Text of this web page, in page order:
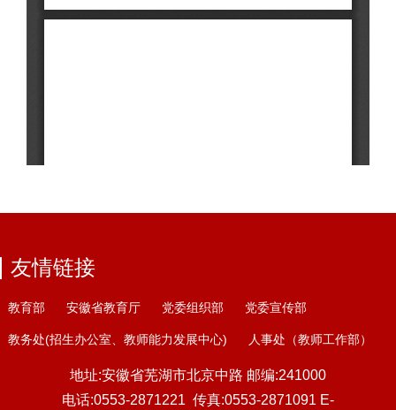
友情链接
教育部 安徽省教育厅 党委组织部 党委宣传部
教务处(招生办公室 教师能力发展中心) 人事处（教师工作部）
地址:安徽省芜湖市北京中路 邮编:241000
电话:0553-2871221 传真:0553-2871091 E-